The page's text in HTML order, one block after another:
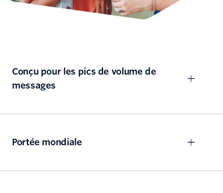
Conçu pour les pics de volume de
messages
Portée mondiale